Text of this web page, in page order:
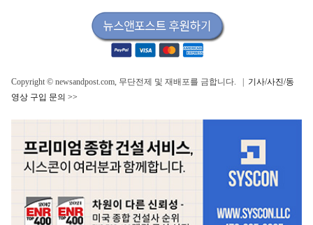
Copyright © newsandpost.com, 무단전제 및 재배포를 금합니다. | 기사/사진/동
영상 구입 문의 >>